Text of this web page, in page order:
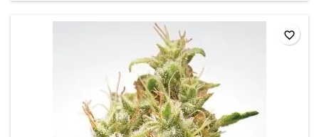
favorite_border